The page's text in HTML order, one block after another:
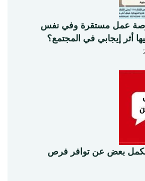
عمل مستقرة وفي نفس
أثر إيجابي في المجتمع؟
بعض عن توافر فرص